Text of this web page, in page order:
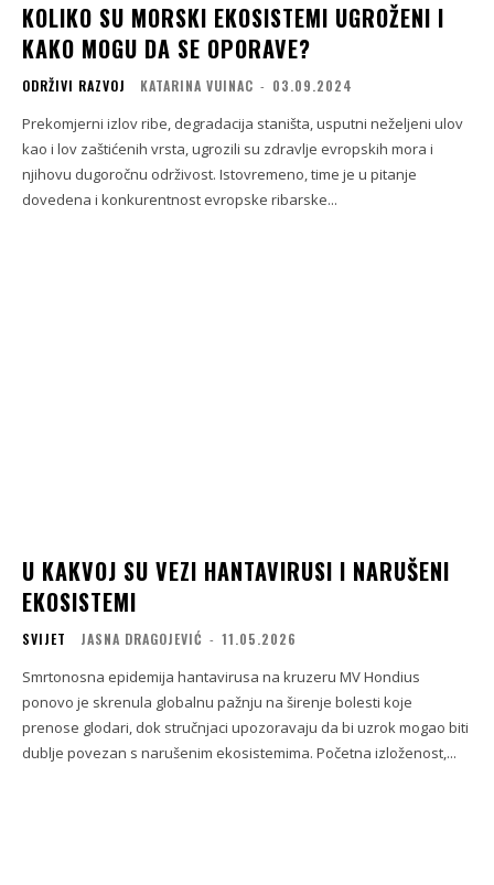
KOLIKO SU MORSKI EKOSISTEMI UGROŽENI I
KAKO MOGU DA SE OPORAVE?
ODRŽIVI RAZVOJ KATARINA VUINAC - 03.09.2024
Prekomjerni izlov ribe, degradacija staništa, usputni neželjeni ulov
kao i lov zaštićenih vrsta, ugrozili su zdravlje evropskih mora i
njihovu dugoročnu održivost. Istovremeno, time je u pitanje
dovedena i konkurentnost evropske ribarske...
U KAKVOJ SU VEZI HANTAVIRUSI I NARUŠENI
EKOSISTEMI
SVIJET JASNA DRAGOJEVIĆ - 11.05.2026
Smrtonosna epidemija hantavirusa na kruzeru MV Hondius
ponovo je skrenula globalnu pažnju na širenje bolesti koje
prenose glodari, dok stručnjaci upozoravaju da bi uzrok mogao biti
dublje povezan s narušenim ekosistemima. Početna izloženost,...